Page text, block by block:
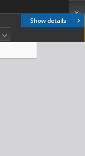
Show details